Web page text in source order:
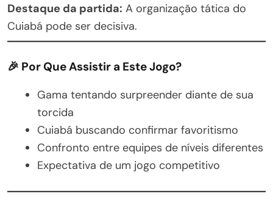
Destaque da partida: A organização tática do
Cuiabá pode ser decisiva.
🎉 Por Que Assistir a Este Jogo?
Gama tentando surpreender diante de sua
torcida
Cuiabá buscando confirmar favoritismo
Confronto entre equipes de níveis diferentes
Expectativa de um jogo competitivo